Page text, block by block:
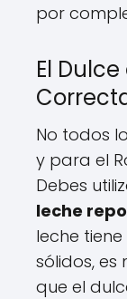
por
El
No todos
y para el
Debes
leche
leche
sólidos, es
que el